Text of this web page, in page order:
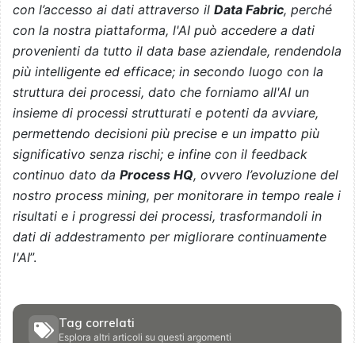
con l’accesso ai dati attraverso il Data Fabric, perché
con la nostra piattaforma, l'AI può accedere a dati
provenienti da tutto il data base aziendale, rendendola
più intelligente ed efficace; in secondo luogo con la
struttura dei processi, dato che forniamo all'AI un
insieme di processi strutturati e potenti da avviare,
permettendo decisioni più precise e un impatto più
significativo senza rischi; e infine con il feedback
continuo dato da Process HQ, ovvero l’evoluzione del
nostro process mining, per monitorare in tempo reale i
risultati e i progressi dei processi, trasformandoli in
dati di addestramento per migliorare continuamente
l'AI”.
Tag correlati
Esplora altri articoli su questi argomenti